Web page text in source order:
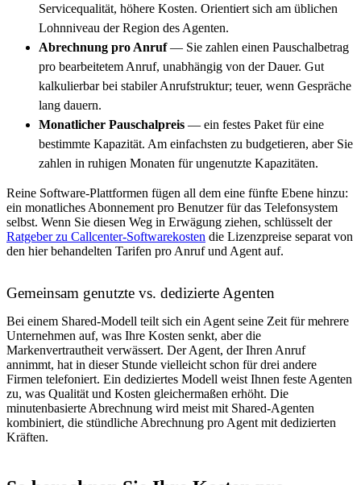
Servicequalität, höhere Kosten. Orientiert sich am üblichen
Lohnniveau der Region des Agenten.
Abrechnung pro Anruf— Sie zahlen einen Pauschalbetrag
pro bearbeitetem Anruf, unabhängig von der Dauer. Gut
kalkulierbar bei stabiler Anrufstruktur; teuer, wenn Gespräche
lang dauern.
Monatlicher Pauschalpreis — ein festes Paket für eine
bestimmte Kapazität. Am einfachsten zu budgetieren, aber Sie
zahlen in ruhigen Monaten für ungenutzte Kapazitäten.
Reine Software-Plattformen fügen all dem eine fünfte Ebene hinzu:
ein monatliches Abonnement pro Benutzer für das Telefonsystem
selbst. Wenn Sie diesen Weg in Erwägung ziehen, schlüsselt der
Ratgeber zu Callcenter-Softwarekosten die Lizenzpreise separat von
den hier behandelten Tarifen pro Anruf und Agent auf.
Gemeinsam genutzte vs. dedizierte Agenten
Bei einem Shared-Modell teilt sich ein Agent seine Zeit für mehrere
Unternehmen auf, was Ihre Kosten senkt, aber die
Markenvertrautheit verwässert. Der Agent, der Ihren Anruf
annimmt, hat in dieser Stunde vielleicht schon für drei andere
Firmen telefoniert. Ein dediziertes Modell weist Ihnen feste Agenten
zu, was Qualität und Kosten gleichermaßen erhöht. Die
minutenbasierte Abrechnung wird meist mit Shared-Agenten
kombiniert, die stündliche Abrechnung pro Agent mit dedizierten
Kräften.